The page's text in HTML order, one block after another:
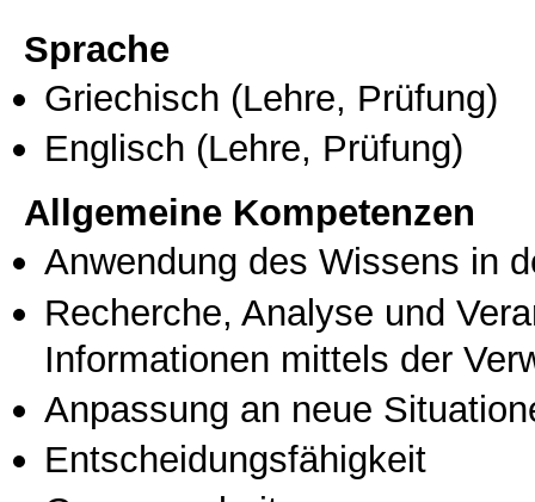
Sprache
Griechisch (Lehre, Prüfung)
Englisch (Lehre, Prüfung)
Allgemeine Kompetenzen
Anwendung des Wissens in
Recherche, Analyse und
Informationen mittels der
Anpassung an neue
Entscheidungsfähigkeit